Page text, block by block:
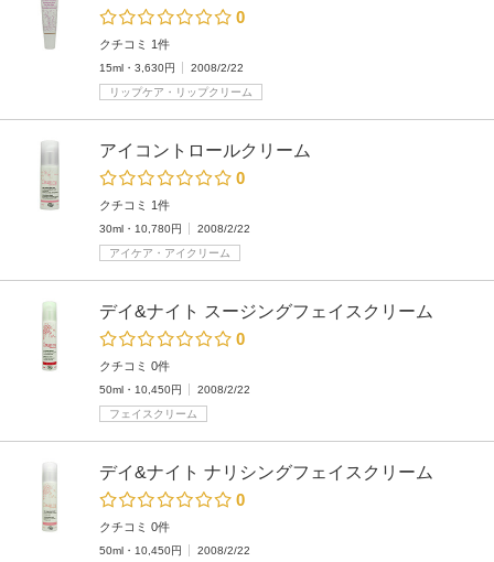
0
クチコミ 1件
15ml・3,630円
2008/2/22
リップケア・リップクリーム
アイコントロールクリーム
0
クチコミ 1件
30ml・10,780円
2008/2/22
アイケア・アイクリーム
デイ&ナイト スージングフェイスクリーム
0
クチコミ 0件
50ml・10,450円
2008/2/22
フェイスクリーム
デイ&ナイト ナリシングフェイスクリーム
0
クチコミ 0件
50ml・10,450円
2008/2/22